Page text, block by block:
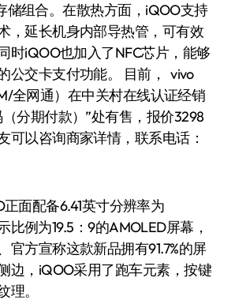
储组合。在散热方面，iQOO支持
，延长机身内部导热管，可有效
时iQOO也加入了NFC芯片，能够
公交卡支付功能。 目前， vivo
全网通）在中关村在线认证经销
分期付款）”处有售，报价3298
可以咨询商家详情，联系电话：
面配备6.41英寸分辨率为
比例为19.5：9的AMOLED屏幕，
官方宣称这款新品拥有91.7%的屏
边，iQOO采用了跑车元素，按键
理。